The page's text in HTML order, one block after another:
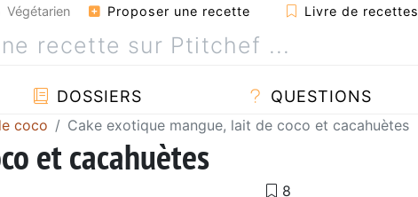
Végétarien Proposer une recette Livre de recettes
DOSSIERS QUESTIONS
coco Cake exotique mangue, lait de coco et cacahuètes
et cacahuètes